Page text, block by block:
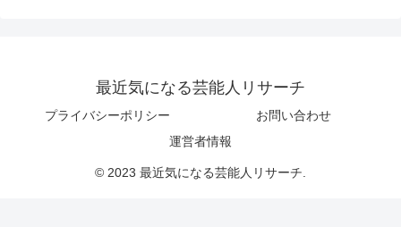
最近気になる芸能人リサーチ
プライバシーポリシー
お問い合わせ
運営者情報
© 2023 最近気になる芸能人リサーチ.